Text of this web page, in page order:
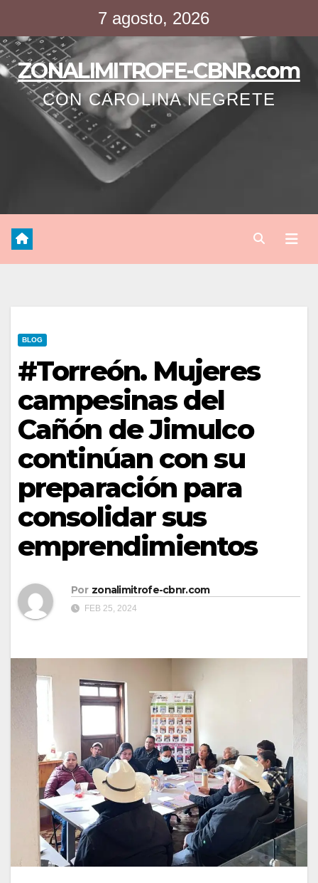
contenido
7 agosto, 2026
ZONALIMITROFE-CBNR.com
CON CAROLINA NEGRETE
BLOG
#Torreón. Mujeres
campesinas del
Cañón de Jimulco
continúan con su
preparación para
consolidar sus
emprendimientos
Por zonalimitrofe-cbnr.com
FEB 25, 2024